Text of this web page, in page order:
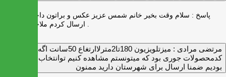
پاسخ : سلام وقت بخیر خانم شمس عزیز عکس و براتون داخل واتس اپ
مرتضی مرادی :
میزتلویزیون 180تا2مترلاارتغاع 50سانت اگه
کدمحصولات جوری بود که میتونستم مشاهده کنیم توانتخاب راحت‌تر
بودیم ضمنا ارسال برای شهرستان دارید ممنون